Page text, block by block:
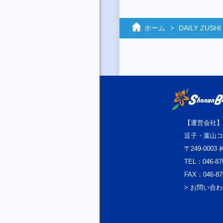
ホーム DAILY ZUSHI
【運営会社】
逗子・葉山
〒249-0003
TEL：046-
FAX：046-
> お問い合